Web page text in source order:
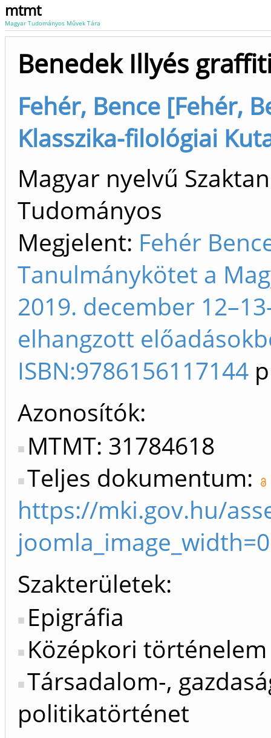
mtmt
Magyar Tudományos Művek Tára
Benedek Illyés
Fehér, Bence [Fehér,
Klasszika-filológiai
Magyar nyelvű
Tudományos
Megjelent: Fehér
Tanulmánykötet a
2019. december
elhangzott
ISBN:9786156117144
Azonosítók
MTMT: 31784618
Teljes dokumentum:
https://mki.gov.hu/
Szakterületek:
Epigráfia
Középkori történelem
Társadalom-,
politikatörténet